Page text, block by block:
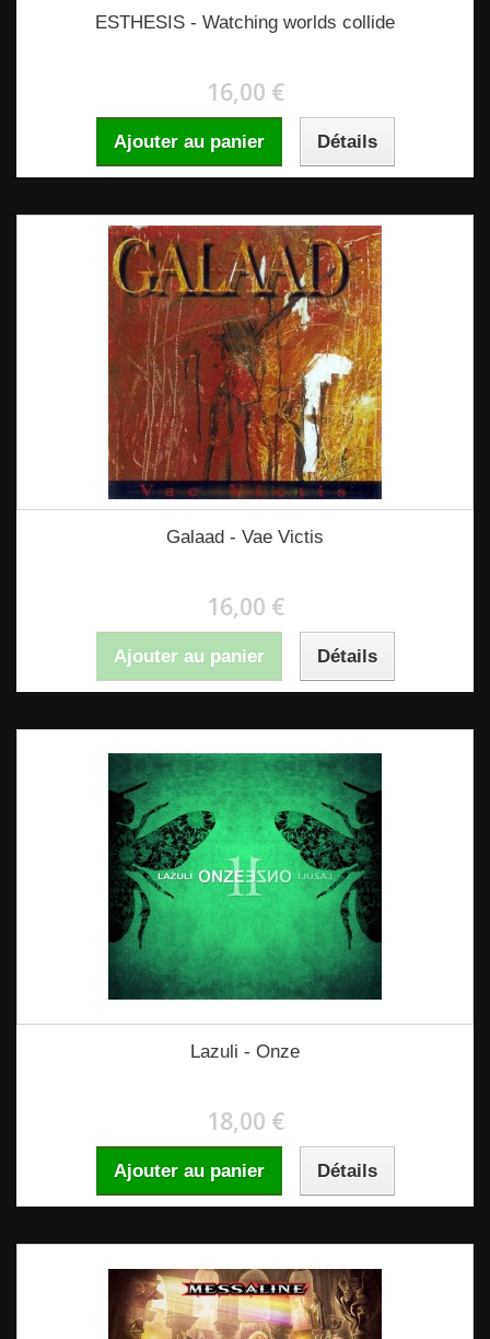
ESTHESIS - Watching worlds collide
16,00 €
Ajouter au panier Détails
Galaad - Vae Victis
16,00 €
Ajouter au panier Détails
Lazuli - Onze
18,00 €
Ajouter au panier Détails